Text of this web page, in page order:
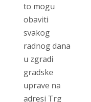
to mogu
obaviti
svakog
radnog dana
u zgradi
gradske
uprave na
adresi Trg